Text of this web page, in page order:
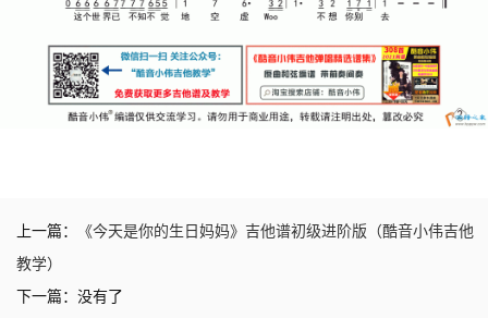
上一篇：
《今天是你的生日妈妈》吉他谱初级进阶版（酷音小伟吉他
教学）
下一篇：没有了